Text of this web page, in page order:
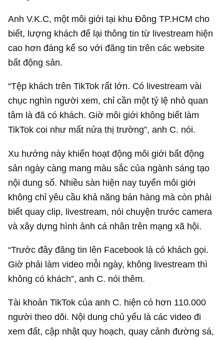
Anh V.K.C, một môi giới tại khu Đông TP.HCM cho
biết, lượng khách để lại thông tin từ livestream hiện
cao hơn đáng kể so với đăng tin trên các website
bất động sản.
“Tệp khách trên TikTok rất lớn. Có livestream vài
chục nghìn người xem, chỉ cần một tỷ lệ nhỏ quan
tâm là đã có khách. Giờ môi giới không biết làm
TikTok coi như mất nửa thị trường”, anh C. nói.
Xu hướng này khiến hoạt động môi giới bất động
sản ngày càng mang màu sắc của ngành sáng tạo
nội dung số. Nhiều sàn hiện nay tuyển môi giới
không chỉ yêu cầu khả năng bán hàng mà còn phải
biết quay clip, livestream, nói chuyện trước camera
và xây dựng hình ảnh cá nhân trên mạng xã hội.
“Trước đây đăng tin lên Facebook là có khách gọi.
Giờ phải làm video mỗi ngày, không livestream thì
không có khách”, anh C. nói thêm.
Tài khoản TikTok của anh C. hiện có hơn 110.000
người theo dõi. Nội dung chủ yếu là các video đi
xem đất, cập nhật quy hoạch, quay cảnh đường sá,